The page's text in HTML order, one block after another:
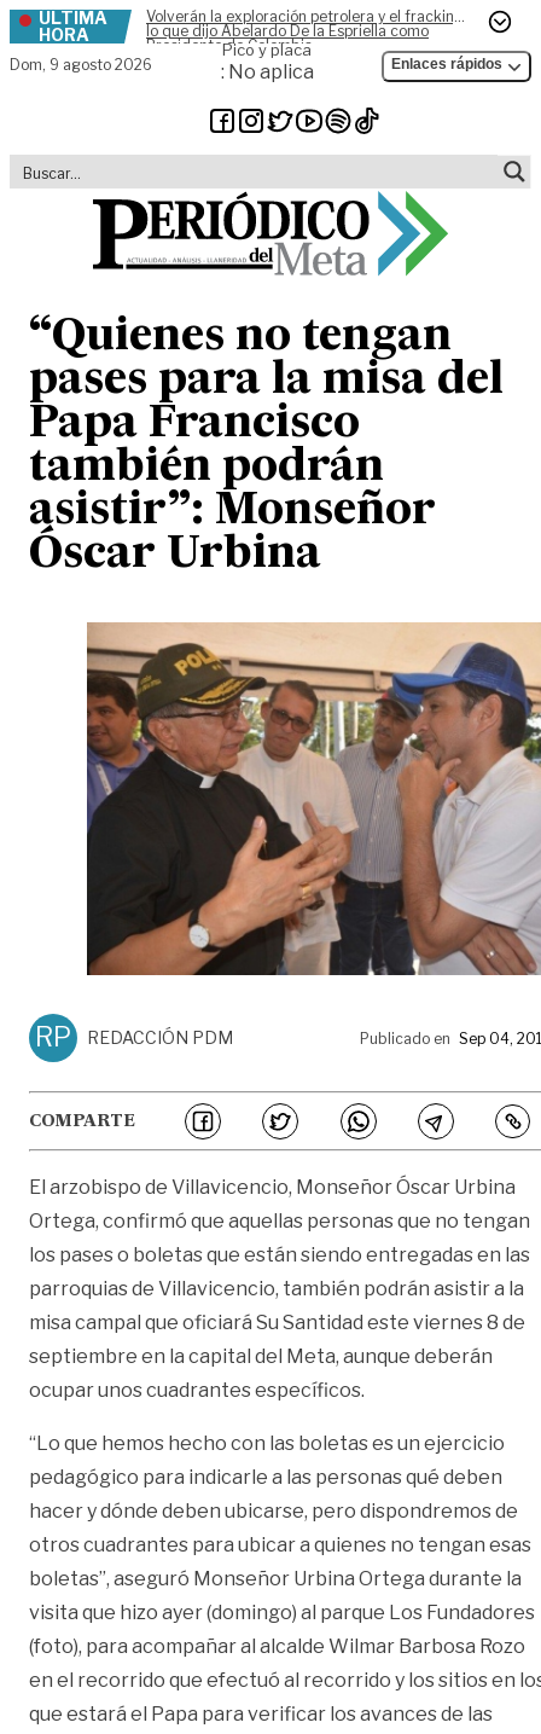
Skip to content
ÚLTIMA
HORA
Volverán la exploración petrolera y el fracking,
lo que dijo Abelardo De la Espriella como
Presidente de Colombia
Dom, 9 agosto 2026
Pico y placa
: No aplica Enlaces rápidos
“Quienes no tengan
pases para la misa del
Papa Francisco
también podrán
asistir”: Monseñor
Óscar Urbina
RP REDACCIÓN PDM Publicado en Sep 04,
COMPARTE
El arzobispo de Villavicencio, Monseñor Óscar Urbina
Ortega, confirmó que aquellas personas que no tengan
los pases o boletas que están siendo entregadas en las
parroquias de Villavicencio, también podrán asistir a la
misa campal que oficiará Su Santidad este viernes 8 de
septiembre en la capital del Meta, aunque deberán
ocupar unos cuadrantes específicos.
“Lo que hemos hecho con las boletas es un ejercicio
pedagógico para indicarle a las personas qué deben
hacer y dónde deben ubicarse, pero dispondremos de
otros cuadrantes para ubicar a quienes no tengan esas
boletas”, aseguró Monseñor Urbina Ortega durante la
visita que hizo ayer (domingo) al parque Los Fundadores
(foto), para acompañar al alcalde Wilmar Barbosa Rozo
en el recorrido que efectuó al recorrido y los sitios en
que estará el Papa para verificar los avances de las